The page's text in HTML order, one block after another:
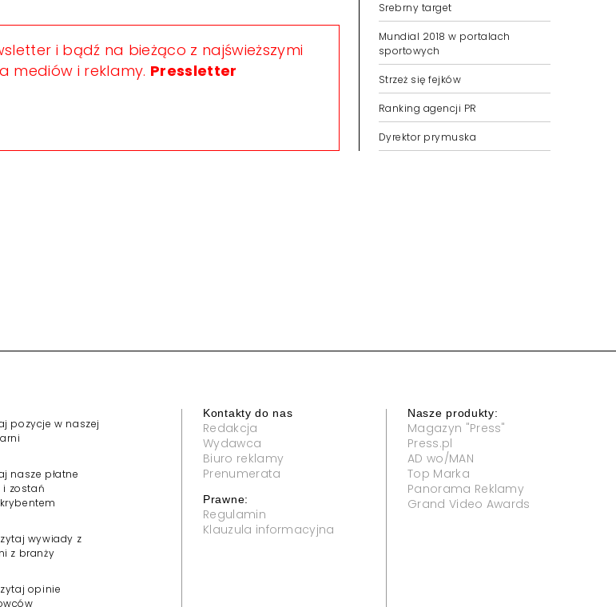
i bądź na bieżąco z najświeższymi
mediów i reklamy. Pressletter
Srebrny target
Mundial 2018 w portalach
sportowych
Strzeż się fejków
Ranking agencji PR
Dyrektor prymuska
pozycje w naszej
nasze płatne
i zostań
wywiady z
z branży
opinie
Kontakty do nas
Redakcja
Wydawca
Biuro reklamy
Prenumerata
Prawne:
Regulamin
Klauzula informacyjna
Nasze produkty:
Magazyn "Press"
Press.pl
AD wo/MAN
Top Marka
Panorama Reklamy
Grand Video Awards